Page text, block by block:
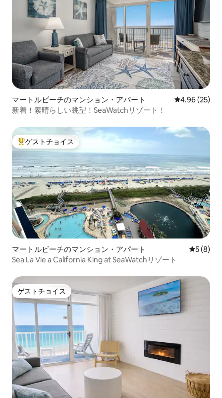
マートルビーチのマンション・アパート レビュー25
4.96 (25)
新着！素晴らしい眺望！SeaWatchリゾート！
大好評のゲストチョイスです。
ゲストチョイス
マートルビーチのマンション・アパート レビュー
5 (8)
Sea La Vie a California King at SeaWatchリゾート
ゲストチョイス
ゲストチョイス